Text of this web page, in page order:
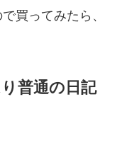
買ってみたら、
普通の日記